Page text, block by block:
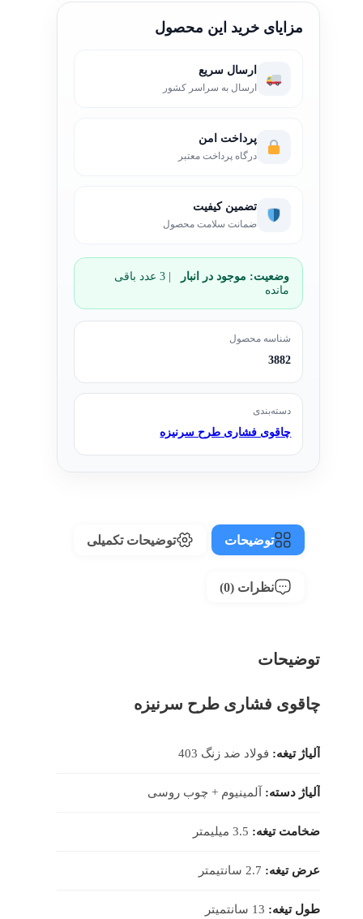
مزایای خرید این محصول
ارسال سریع
ارسال به سراسر کشور
پرداخت امن
درگاه پرداخت معتبر
تضمین کیفیت
ضمانت سلامت محصول
وضعیت: موجود در انبار
| 3 عدد باقی
مانده
شناسه محصول
3882
دسته‌بندی
چاقوی فشاری طرح سرنیزه
توضیحات توضیحات تکمیلی
نظرات (0)
توضیحات
چاقوی فشاری طرح سرنیزه
آلیاژ تیغه: فولاد ضد زنگ 403
آلیاژ دسته: آلمینیوم + چوب روسی
ضخامت تیغه:
عرض تیغه:
طول تیغه: